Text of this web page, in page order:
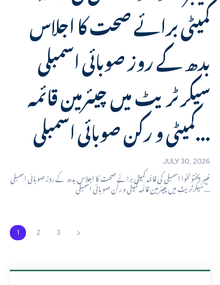
کمیٹی برائے صحت کا اجلاس
بدھ کے روز صوبائی اسمبلی
سیکرٹریٹ میں چیئرمین قائمہ
کمیٹی و رکن صوبائی اسمبلی...
JULY 30, 2026
خیبر پختونخوا اسمبلی کی قائمہ کمیٹی برائے صحت کا اجلاس بدھ کے روز صوبائی اسمبلی
سیکرٹریٹ میں چیئرمین قائمہ کمیٹی و رکن صوبائی اسمبلی...
1 2 3